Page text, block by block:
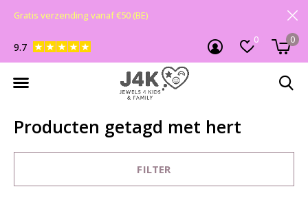
0 0
9.7
Gratis verzending vanaf €50 (BE)
Producten getagd met hert
FILTER